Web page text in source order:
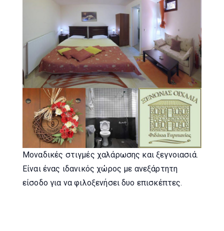
Μοναδικές στιγμές χαλάρωσης και ξεγνοιασιά.
Είναι ένας ιδανικός χώρος με ανεξάρτητη
είσοδο για να φιλοξενήσει δυο επισκέπτες.